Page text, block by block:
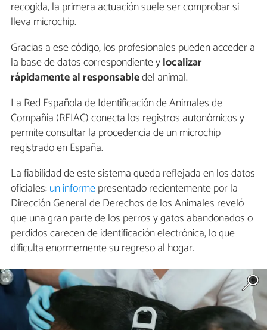
recogida, la primera actuación suele ser comprobar si
lleva microchip.
Gracias a ese código, los profesionales pueden acceder a
la base de datos correspondiente ylocalizar
rápidamente al responsabledel animal.
La Red Española de Identificación de Animales de
Compañía (REIAC) conecta los registros autonómicos y
permite consultar la procedencia de un microchip
registrado en España.
La fiabilidad de este sistema queda reflejada en los datos
oficiales:un informepresentado recientemente por la
Dirección General de Derechos de los Animales reveló
que una gran parte de los perros y gatos abandonados o
perdidos carecen de identificación electrónica, lo que
dificulta enormemente su regreso al hogar.